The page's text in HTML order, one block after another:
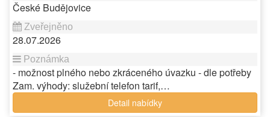
České Budějovice
28.07.2026
- možnost plného nebo zkráceného úvazku - dle potřeby
Zam. výhody: služební telefon tarif,…
Detail nabídky